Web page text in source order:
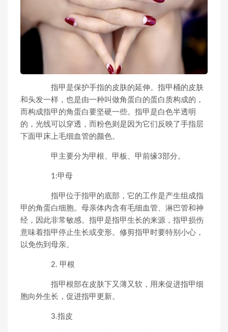
指甲是保护手指的皮肤的延伸。指甲桶的皮肤
和头发一样，也是由一种叫做角蛋白的蛋白质构成的，
而构成指甲的角蛋白要坚硬一些。指甲是白色半透明
的，光线可以穿透，而粉色则是因为它们反映了手指层
下面甲床上毛细血管的颜色。
甲主要分为甲根、甲板、甲前缘3部分。
1:甲母
指甲位于指甲的底部，它的工作是产生组成指
甲的角蛋白细胞。母亲体内含有毛细血管、淋巴管和神
经，因此非常敏感。指甲是指甲生长的来源，指甲损伤
意味着指甲停止生长或变形。修剪指甲时要特别小心，
以免伤到母亲。
2. 甲根
指甲根部在皮肤下又薄又软，用来促进指甲细
胞向外生长，促进指甲更新。
3.指皮